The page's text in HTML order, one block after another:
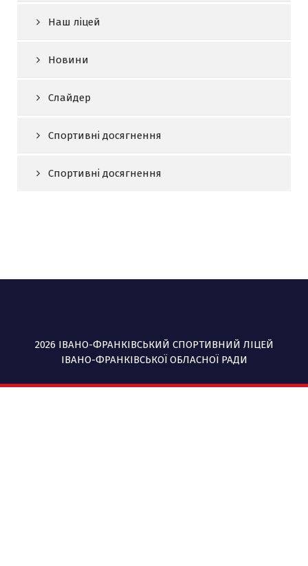
Наш ліцей
Новини
Слайдер
Спортивні досягнення
Спортивні досягнення
2026 ІВАНО-ФРАНКІВСЬКИЙ СПОРТИВНИЙ ЛІЦЕЙ
ІВАНО-ФРАНКІВСЬКОЇ ОБЛАСНОЇ РАДИ